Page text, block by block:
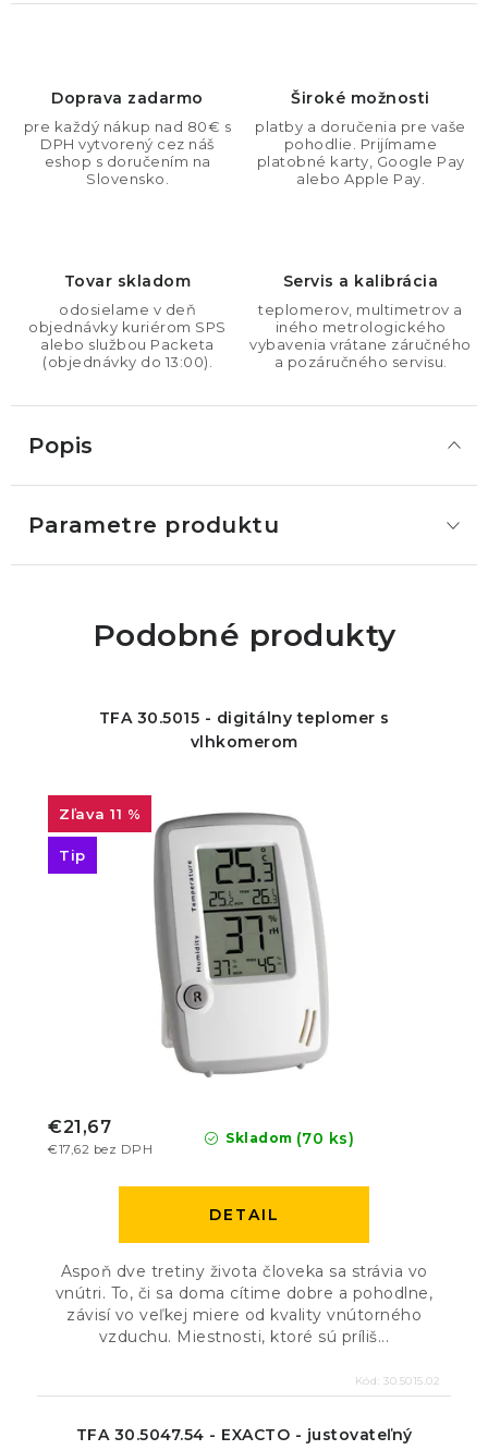
Doprava zadarmo
pre každý nákup nad 80€ s
DPH vytvorený cez náš
eshop s doručením na
Slovensko.
Široké možnosti
platby a doručenia pre vaše
pohodlie. Prijímame
platobné karty, Google Pay
alebo Apple Pay.
Tovar skladom
odosielame v deň
objednávky kuriérom SPS
alebo službou Packeta
(objednávky do 13:00).
Servis a kalibrácia
teplomerov, multimetrov a
iného metrologického
vybavenia vrátane záručného
a pozáručného servisu.
Popis
Parametre produktu
Podobné produkty
TFA 30.5015 - digitálny teplomer s
vlhkomerom
11 %
Tip
Skladom (70 ks)
€17,62 bez DPH
€21,67
DETAIL
Aspoň dve tretiny života človeka sa strávia vo
vnútri. To, či sa doma cítime dobre a pohodlne,
závisí vo veľkej miere od kvality vnútorného
vzduchu. Miestnosti, ktoré sú príliš...
Kód: 30.5015.02
TFA 30.5047.54 - EXACTO - justovateľný